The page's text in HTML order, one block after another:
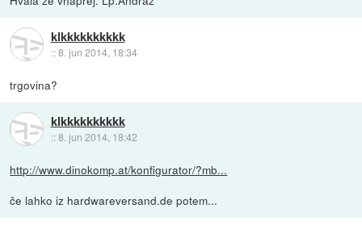
klkkkkkkkkkk
::8. jun 2014, 18:34
trgovina?
klkkkkkkkkkk
::8. jun 2014, 18:42
http://www.dinokomp.at/konfigurator/?mb...
če lahko iz hardwareversand.de potem...